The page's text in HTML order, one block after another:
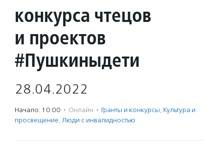
конкурса чтецов
и проектов
#Пушкиныдети
28.04.2022
Начало: 10:00 · Онлайн · Гранты и конкурсы, Культура и
просвещение, Люди с инвалидностью